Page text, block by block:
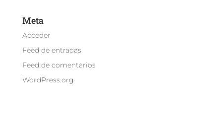
Meta
Acceder
Feed de entradas
Feed de comentarios
WordPress.org